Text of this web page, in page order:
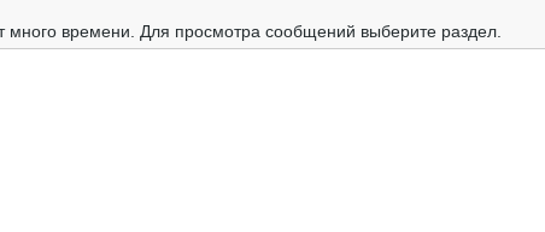
много времени. Для просмотра сообщений выберите раздел.